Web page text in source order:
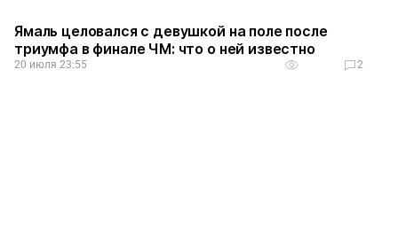
Ямаль целовался с девушкой на поле после
триумфа в финале ЧМ: что о ней известно
20 июля 23:55 2